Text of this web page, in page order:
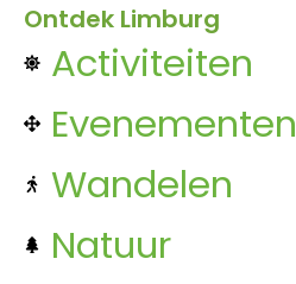
Ontdek Limburg
Activiteiten
Evenementen
Wandelen
Natuur